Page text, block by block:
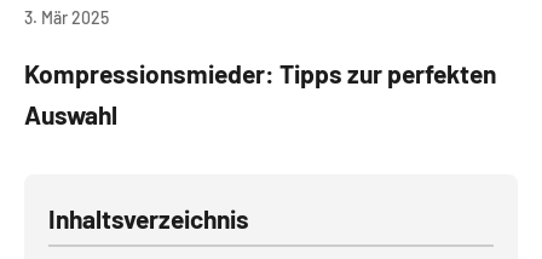
3. Mär 2025
Kompressionsmieder: Tipps zur perfekten
Auswahl
Inhaltsverzeichnis